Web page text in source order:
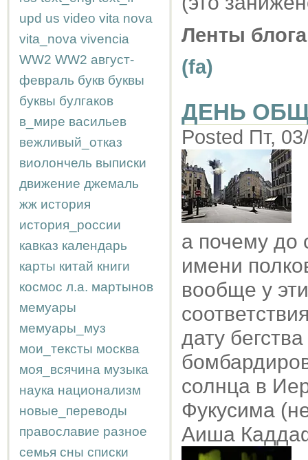
upd us video vita nova
vita_nova vivencia
WW2 WW2 август-
февраль букв буквы
буквы булгаков
в_мире васильев
вежливый_отказ
виолончель выписки
движение джемаль
жж история
история_россии
кавказ календарь
карты китай книги
космос л.а. мартынов
мемуары
мемуары_муз
мои_тексты москва
моя_всячина музыка
наука национализм
новые_переводы
православие разное
семья сны списки
Ленты
(fa)
ДЕНЬ
Posted Пт,
а почему до
имени
вообще у
дату
солнца в
Фукусима
Аиша